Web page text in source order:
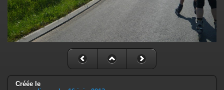
Créée le